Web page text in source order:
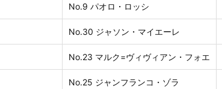
No.9 パオロ・ロッシ
No.30 ジャソン・マイエーレ
No.23 マルク=ヴィヴィアン・フォエ
No.25 ジャンフランコ・ゾラ